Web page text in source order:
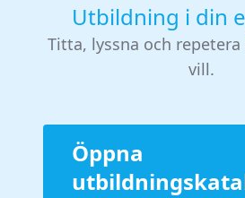
Utbildning i din
Titta, lyssna och
vill.
Öppna